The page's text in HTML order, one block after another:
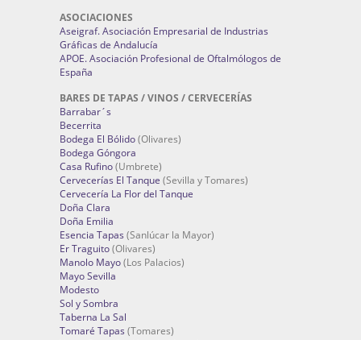
ASOCIACIONES
Aseigraf. Asociación Empresarial de Industrias
Gráficas de Andalucía
APOE. Asociación Profesional de Oftalmólogos de
España
BARES DE TAPAS / VINOS / CERVECERÍAS
Barrabar´s
Becerrita
Bodega El Bólido(Olivares)
Bodega Góngora
Casa Rufino(Umbrete)
Cervecerías El Tanque (Sevilla y Tomares)
Cervecería La Flor del Tanque
Doña Clara
Doña Emilia
Esencia Tapas (Sanlúcar la Mayor)
Er Traguito(Olivares)
Manolo Mayo(Los Palacios)
Mayo Sevilla
Modesto
Sol y Sombra
Taberna La Sal
Tomaré Tapas (Tomares)